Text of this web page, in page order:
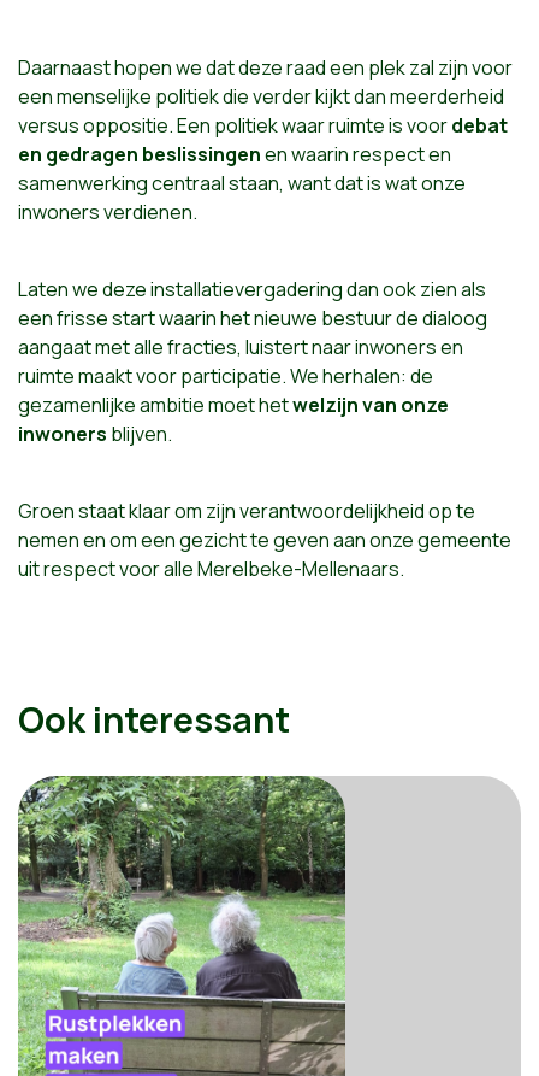
Daarnaast hopen we dat deze raad een plek zal zijn voor
een menselijke politiek die verder kijkt dan meerderheid
versus oppositie. Een politiek waar ruimte is voordebat
en gedragen beslissingenen waarin respect en
samenwerking centraal staan, want dat is wat onze
inwoners verdienen.
Laten we deze installatievergadering dan ook zien als
een frisse start waarin het nieuwe bestuur de dialoog
aangaat met alle fracties, luistert naar inwoners en
ruimte maakt voor participatie. We herhalen: de
gezamenlijke ambitie moet hetwelzijn van onze
inwoners blijven.
Groen staat klaar om zijn verantwoordelijkheid op te
nemen en om een gezicht te geven aan onze gemeente
uit respect voor alle Merelbeke-Mellenaars.
Ook interessant